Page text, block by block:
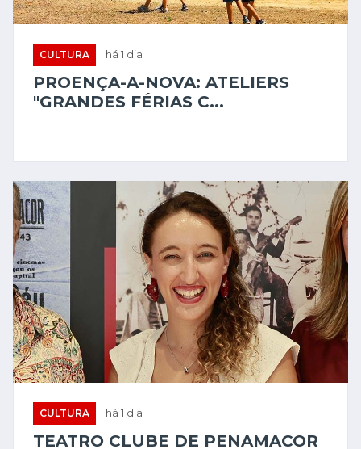
CULTURA há 1 dia
PROENÇA-A-NOVA: ATELIERS
"GRANDES FÉRIAS C...
CULTURA há 1 dia
TEATRO CLUBE DE PENAMACOR